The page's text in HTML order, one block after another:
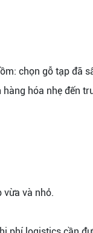
chọn gỗ tạp đã
hóa nhẹ đến
vừa và nhỏ.